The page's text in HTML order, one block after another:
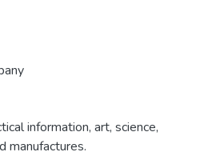
information, art, science,
manufactures.